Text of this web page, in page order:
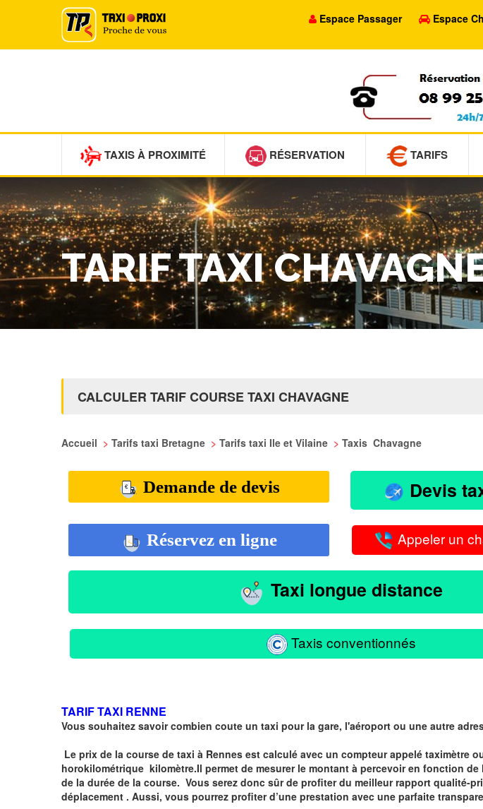
Espace Passager Espace
TAXIS À PROXIMITÉ RÉSERVATION TARIFS
TARIF TAXI
CALCULER TARIF COURSE TAXI CHAVAGNE
Accueil > Tarifs taxi Bretagne > Tarifs taxi Ile et Vilaine > Taxis Chavagne
Demande de devis Devis
Réservez en ligne Appeler un
Taxi longue distance
Taxis conventionnés
TARIF TAXI RENNE
Vous souhaitez savoir combien coute un taxi pour la gare, l'aéroport ou une autre
Le prix de la course de taxi à Rennes est calculé avec un compteurappelé taximètre
horokilométrique kilomètre.Il permet de mesurer le montant à percevoir en fonction
de la durée de la course. Vous serez donc sûr de profiter du meilleur rapport qualité-
déplacement . Aussi, vous pourrez profiter d’une prestation avec une parfaite